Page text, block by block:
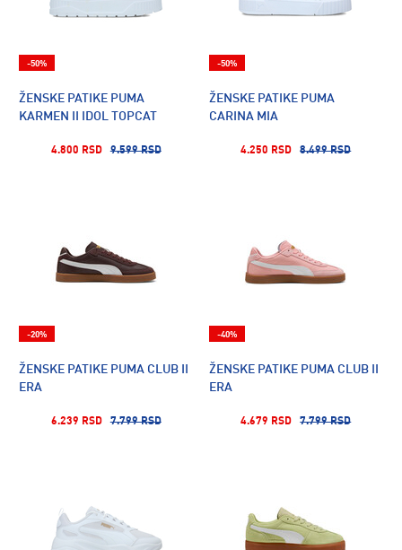
ŽENSKE PATIKE PUMA
KARMEN II IDOL TOPCAT
4.800 RSD 9.599 RSD
-50%
ŽENSKE PATIKE PUMA
CARINA MIA
4.250 RSD 8.499 RSD
-50%
ŽENSKE PATIKE PUMA CLUB II
ERA
6.239 RSD 7.799 RSD
-20%
ŽENSKE PATIKE PUMA CLUB II
ERA
4.679 RSD 7.799 RSD
-40%